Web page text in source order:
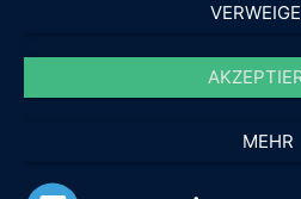
MEHR